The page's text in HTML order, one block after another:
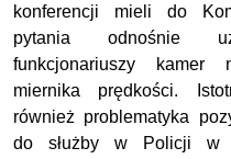
konferencji mieli do
pytania odnośnie
funkcjonariuszy kamer
miernika prędkości.
również problematyka
do służby w Policji w